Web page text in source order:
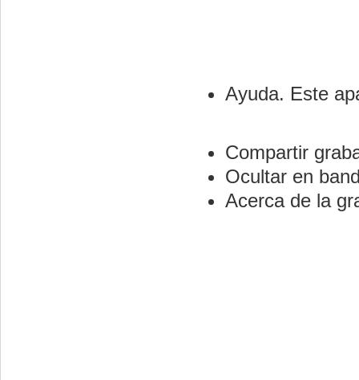
Ayuda. Este
Compartir
Ocultar en
Acerca de la